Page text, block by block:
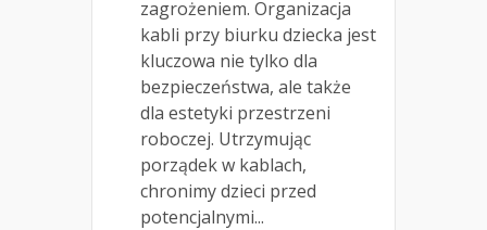
zagrożeniem. Organizacja
kabli przy biurku dziecka jest
kluczowa nie tylko dla
bezpieczeństwa, ale także
dla estetyki przestrzeni
roboczej. Utrzymując
porządek w kablach,
chronimy dzieci przed
potencjalnymi...